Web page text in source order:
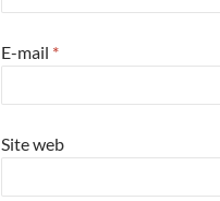
E-mail *
Site web